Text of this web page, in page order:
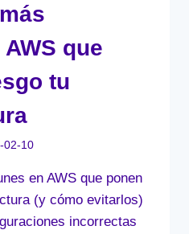
que
tu
02-10
en AWS que ponen
(y cómo evitarlos)
incorrectas